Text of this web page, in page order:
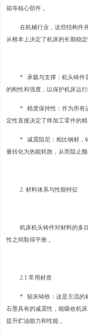
箱等核心部件 。
在机械行业，这些结构件
从根本上决定了机床的长期稳
* 承载与支撑：机头铸件
的刚性和强度，以保护机床运行
* 精度保持性：作为所有
定性直接决定了终加工零件的精
* 减震阻尼：相比钢材，
量转化为热能耗散，从而阻止
2. 材料体系与性能特征
机床机头铸件对材料的多
性之间取得平衡 。
2.1 常用材质
* 较灰铸铁：这是主流的
石墨具有的减震性，能吸收机
提升贮油能力和性能 。